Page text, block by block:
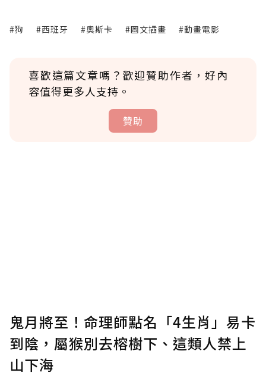
#狗 #西班牙 #奧斯卡 #圖文插畫 #動畫電影
喜歡這篇文章嗎？歡迎贊助作者，好內
容值得更多人支持。
贊助
確認送出
鬼月將至！命理師點名「4生肖」易卡
到陰，屬猴別去榕樹下、這類人禁上
山下海